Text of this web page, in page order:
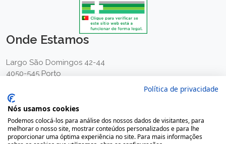
Onde Estamos
Largo São Domingos 42-44
4050-545 Porto
(+351) 22 200 35 45
(Chamada para rede fixa nacional)
(+351) 912 474 321
(Chamada para rede móvel nacional)
Política de privacidade
Nós usamos cookies
Podemos colocá-los para análise dos nossos dados de visitantes, para
melhorar o nosso site, mostrar conteúdos personalizados e para lhe
proporcionar uma óptima experiência no site. Para mais informações